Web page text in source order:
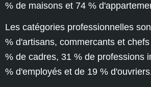
% de maisons et 74 %
Les catégories professionnelles
% d'artisans, commercants et
% de cadres, 31 % de professions
% d'employés et de 19 %